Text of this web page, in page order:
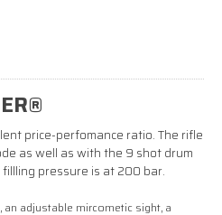
price-perfomance ratio. The rifle
as well as with the 9 shot drum
pressure is at 200 bar.
an adjustable mircometic sight, a